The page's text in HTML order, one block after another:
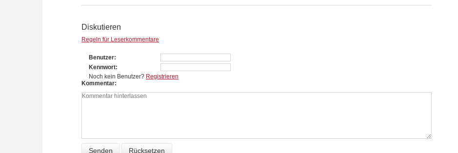
Diskutieren
Regeln für Leserkommentare
Benutzer
Kennwort
Noch kein Benutzer? Registrieren
Kommentar